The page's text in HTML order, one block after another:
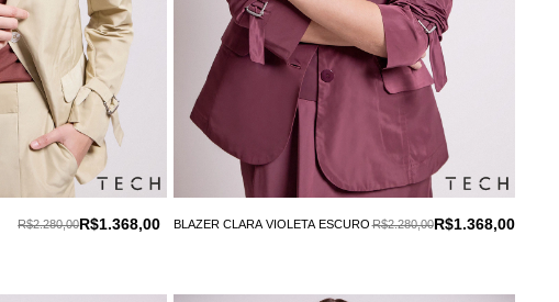
R$1.368,00
R$2.280,00 BLAZER CLARA VIOLETA ESCURO R$1.368,00
R$2.280,00